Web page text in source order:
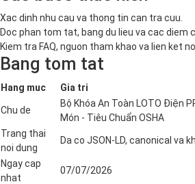
Xac dinh nhu cau va thong tin can tra cuu.
Doc phan tom tat, bang du lieu va cac diem
Kiem tra FAQ, nguon tham khao va lien ket
Bang tom tat
Hang muc Gia tri
Chu de
Bộ Khóa An Toàn LOTO Điện
Món - Tiêu Chuẩn OSHA
Trang thai
noi dung
Da co JSON-LD, canonical va
Ngay cap
nhat
07/07/2026